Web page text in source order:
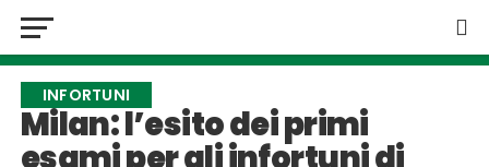
INFORTUNI
Milan: l’esito dei primi
esami per gli infortuni di